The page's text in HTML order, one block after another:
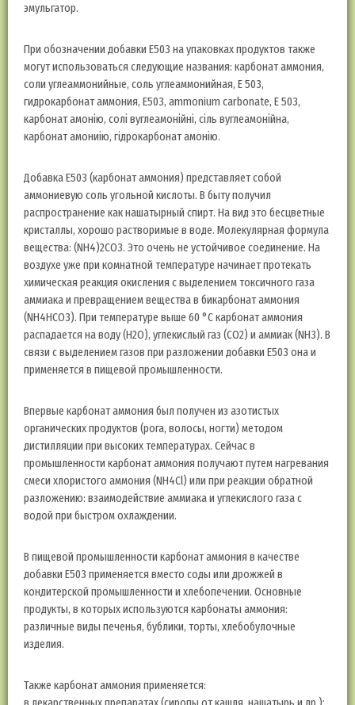
эмульгатор.
При обозначении добавки Е503 на упаковках продуктов также
могут использоваться следующие названия: карбонат аммония,
соли углеаммонийные, соль углеаммонийная, Е 503,
гидрокарбонат аммония, Е503, ammonium carbonate, E 503,
карбонат амонію, солі вуглеамонійні, сіль вуглеамонійна,
карбонат амониію, гідрокарбонат амонію.
Добавка E503 (карбонат аммония) представляет собой
аммониевую соль угольной кислоты. В быту получил
распространение как нашатырный спирт. На вид это бесцветные
кристаллы, хорошо растворимые в воде. Молекулярная формула
вещества: (NH4)2CO3. Это очень не устойчивое соединение. На
воздухе уже при комнатной температуре начинает протекать
химическая реакция окисления с выделением токсичного газа
аммиака и превращением вещества в бикарбонат аммония
(NH4HCO3). При температуре выше 60 °C карбонат аммония
распадается на воду (H2O), углекислый газ (CO2) и аммиак (NH3). В
связи с выделением газов при разложении добавки E503 она и
применяется в пищевой промышленности.
Впервые карбонат аммония был получен из азотистых
органических продуктов (рога, волосы, ногти) методом
дистилляции при высоких температурах. Сейчас в
промышленности карбонат аммония получают путем нагревания
смеси хлористого аммония (NH4Cl) или при реакции обратной
разложению: взаимодействие аммиака и углекислого газа с
водой при быстром охлаждении.
В пищевой промышленности карбонат аммония в качестве
добавки E503 применяется вместо соды или дрожжей в
кондитерской промышленности и хлебопечении. Основные
продукты, в которых используются карбонаты аммония:
различные виды печенья, бублики, торты, хлебобулочные
изделия.
Также карбонат аммония применяется: